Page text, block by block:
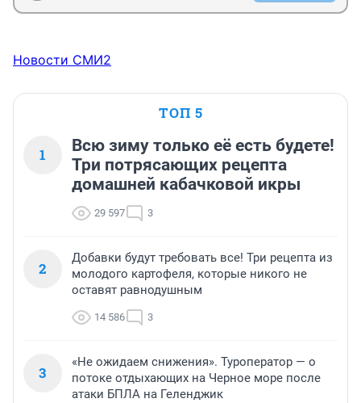
Новости СМИ2
ТОП 5
1
Всю зиму только её есть будете!
Три потрясающих рецепта
домашней кабачковой икры
29 597 3
2
Добавки будут требовать все! Три рецепта из
молодого картофеля, которые никого не
оставят равнодушным
14 586 3
3
«Не ожидаем снижения». Туроператор — о
потоке отдыхающих на Черное море после
атаки БПЛА на Геленджик